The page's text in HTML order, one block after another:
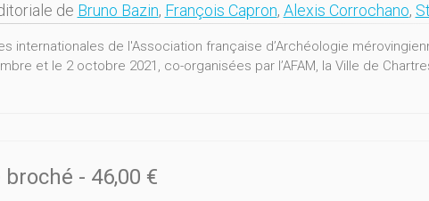
de Bruno Bazin, François Capron, Alexis Corrochano,
internationales de l'Association française d’Archéologie
et le 2 octobre 2021, co-organisées par l’AFAM, la Ville de
broché - 46,00 €